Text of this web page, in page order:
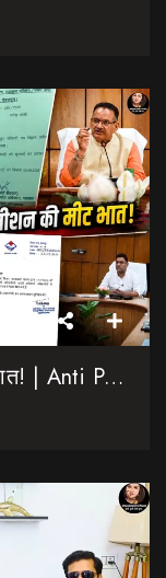
रिश्वत कू रैलू अर कमीशन की मीट भात! | Anti Paper Leak Bill 2026 | Saptahik Chhiprat